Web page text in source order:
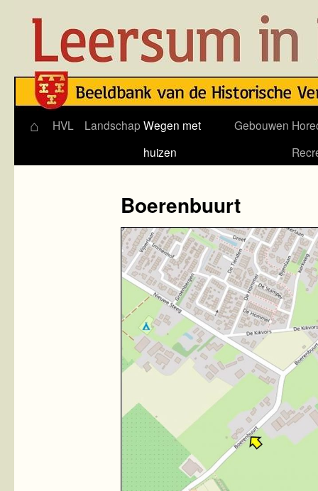
Skip
⌂ HVL Landschap Wegen met
huizen
Gebouwen
Boerenbuurt